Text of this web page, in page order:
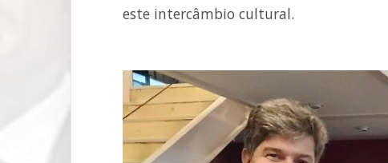
este intercâmbio cultural.